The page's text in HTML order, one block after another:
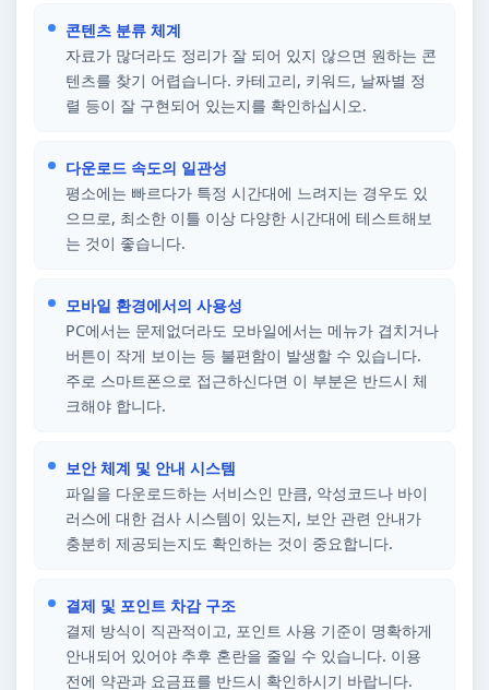
콘텐츠 분류 체계
자료가 많더라도 정리가 잘 되어 있지 않으면 원하는 콘
텐츠를 찾기 어렵습니다. 카테고리, 키워드, 날짜별 정
렬 등이 잘 구현되어 있는지를 확인하십시오.
다운로드 속도의 일관성
평소에는 빠르다가 특정 시간대에 느려지는 경우도 있
으므로, 최소한 이틀 이상 다양한 시간대에 테스트해보
는 것이 좋습니다.
모바일 환경에서의 사용성
PC에서는 문제없더라도 모바일에서는 메뉴가 겹치거나
버튼이 작게 보이는 등 불편함이 발생할 수 있습니다.
주로 스마트폰으로 접근하신다면 이 부분은 반드시 체
크해야 합니다.
보안 체계 및 안내 시스템
파일을 다운로드하는 서비스인 만큼, 악성코드나 바이
러스에 대한 검사 시스템이 있는지, 보안 관련 안내가
충분히 제공되는지도 확인하는 것이 중요합니다.
결제 및 포인트 차감 구조
결제 방식이 직관적이고, 포인트 사용 기준이 명확하게
안내되어 있어야 추후 혼란을 줄일 수 있습니다. 이용
전에 약관과 요금표를 반드시 확인하시기 바랍니다.